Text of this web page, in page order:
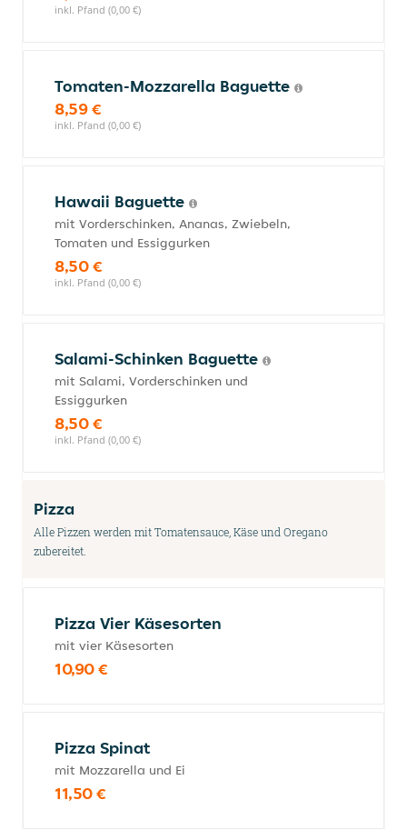
inkl. Pfand (0,00 €)
Tomaten-Mozzarella Baguette
8,59 €
inkl. Pfand (0,00 €)
Hawaii Baguette
mit Vorderschinken, Ananas, Zwiebeln,
Tomaten und Essiggurken
8,50 €
inkl. Pfand (0,00 €)
Salami-Schinken Baguette
mit Salami, Vorderschinken und
Essiggurken
8,50 €
inkl. Pfand (0,00 €)
Pizza
Alle Pizzen werden mit Tomatensauce, Käse und Oregano
zubereitet.
Pizza Vier Käsesorten
mit vier Käsesorten
10,90 €
Pizza Spinat
mit Mozzarella und Ei
11,50 €